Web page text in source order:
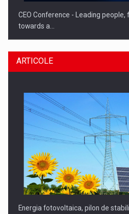
CEO Conference - Leading
towards a…
CEO Conference - Shaping The
ARTICOLE
Energia fotovoltaica, pilon de